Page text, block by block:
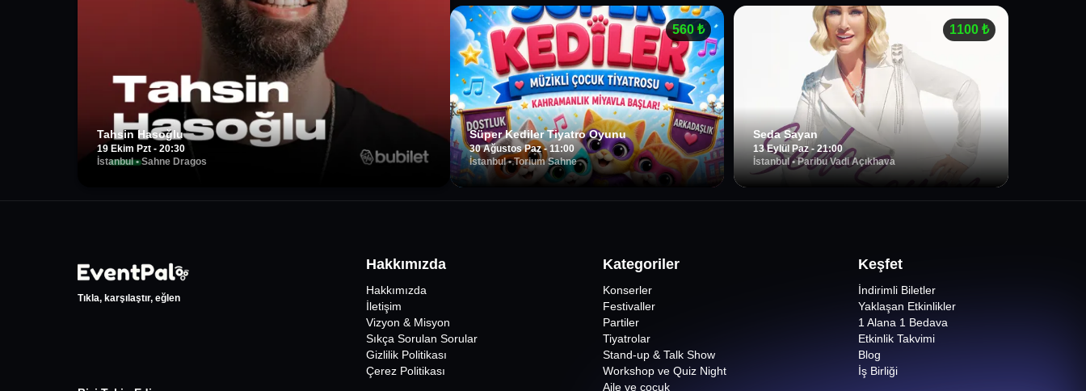
Tahsin Hasoğlu
19 Ekim Pzt - 20:30
İstanbul•Sahne Dragos
560₺
Süper Kediler Tiyatro Oyunu
30 Ağustos Paz - 11:00
İstanbul•Torium Sahne
1100₺
Seda Sayan
13 Eylül Paz - 21:00
İstanbul•Paribu Vadi Açıkhava
Tıkla, karşılaştır, eğlen
Hakkımızda
Hakkımızda
İletişim
Vizyon & Misyon
Sıkça Sorulan Sorular
Gizlilik Politikası
Çerez Politikası
Kategoriler
Konserler
Festivaller
Partiler
Tiyatrolar
Stand-up & Talk Show
Workshop ve Quiz Night
Aile ve çocuk
Keşfet
İndirimli Biletler
Yaklaşan Etkinlikler
1 Alana 1 Bedava
Etkinlik Takvimi
Blog
İş Birliği